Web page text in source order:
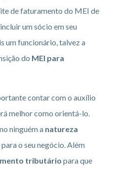
de faturamento do MEI de
um sócio em seu
um funcionário, talvez a
do MEI para
contar com o auxílio
melhor como orientá-lo.
ninguém a natureza
para o seu negócio. Além
tributário para que